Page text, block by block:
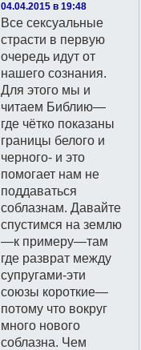
04.04.2015 в 19:48
Все сексуальные
страсти в первую
очередь идут от
нашего сознания.
Для этого мы и
читаем Библию—
где чётко показаны
границы белого и
черного- и это
помогает нам не
поддаваться
соблазнам. Давайте
спустимся на землю
—к примеру—там
где разврат между
супругами-эти
союзы короткие—
потому что вокруг
много нового
соблазна. Чем